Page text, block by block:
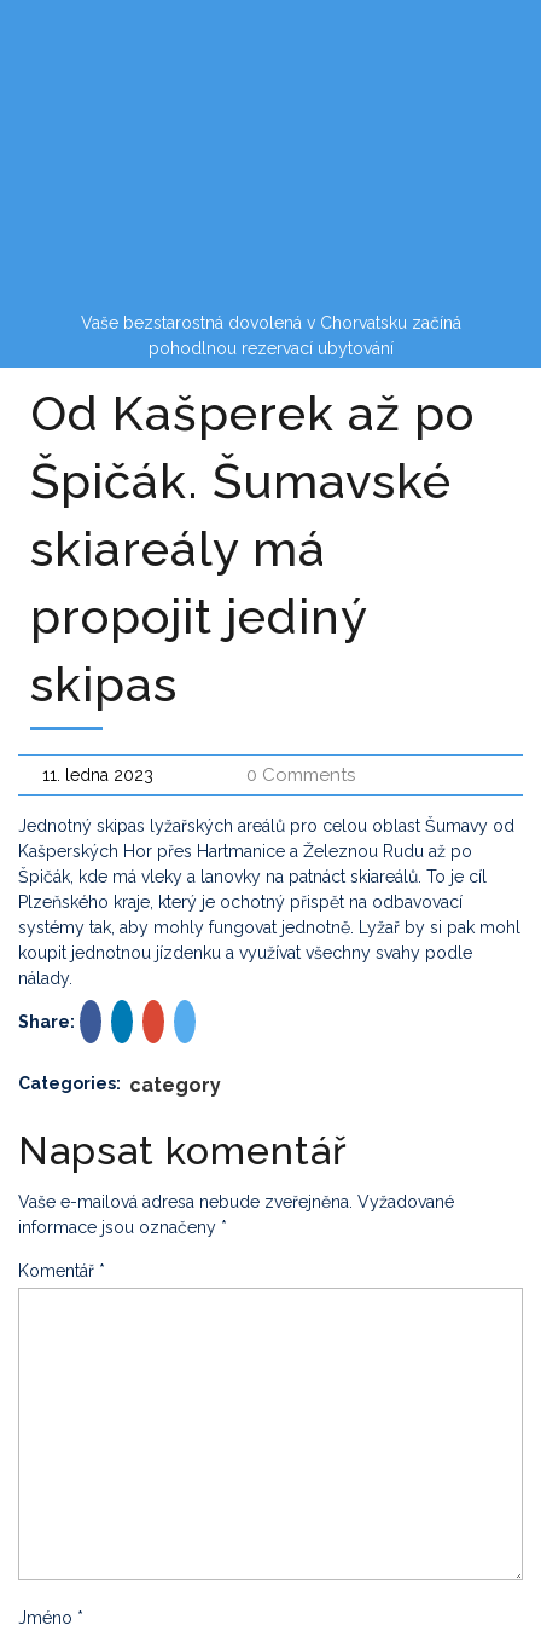
Vaše bezstarostná dovolená v Chorvatsku začíná
pohodlnou rezervací ubytování
Od Kašperek až po
Špičák. Šumavské
skiareály má
propojit jediný
skipas
11. ledna 2023 0 Comments
Jednotný skipas lyžařských areálů pro celou oblast Šumavy od
Kašperských Hor přes Hartmanice a Železnou Rudu až po
Špičák, kde má vleky a lanovky na patnáct skiareálů. To je cíl
Plzeňského kraje, který je ochotný přispět na odbavovací
systémy tak, aby mohly fungovat jednotně. Lyžař by si pak mohl
koupit jednotnou jízdenku a využívat všechny svahy podle
nálady.
Share:
Categories: category
Napsat komentář
Vaše e-mailová adresa nebude zveřejněna. Vyžadované
informace jsou označeny *
Komentář *
Jméno *